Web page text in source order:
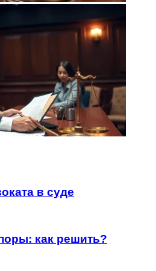
в суде
как решить?